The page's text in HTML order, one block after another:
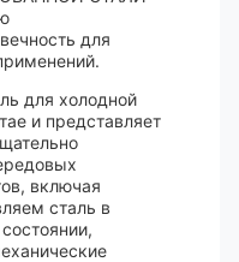
для
для холодной
и представляет
включая
сталь в